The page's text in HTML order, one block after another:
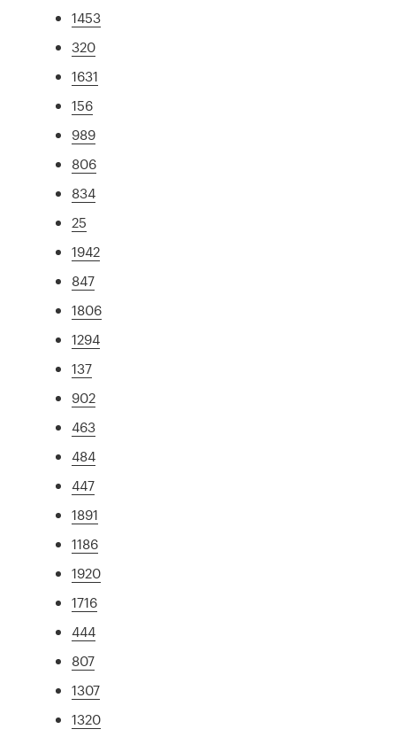
1453
320
1631
156
989
806
834
25
1942
847
1806
1294
137
902
463
484
447
1891
1186
1920
1716
444
807
1307
1320